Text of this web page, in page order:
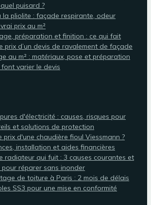
puisard ?
la pliolite : façade respirante, odeur
prix au m²
préparation et finition : ce qui fait
prix d’un devis de ravalement de façade
au m² : matériaux, pose et préparation
varier le devis
d'électricité : causes, risques pour
et solutions de protection
prix d'une chaudière fioul Viessmann ?
installation et aides financières
radiateur qui fuit : 3 causes courantes et
réparer sans inonder
de toiture à Paris : 2 mois de délais
SS3 pour une mise en conformité